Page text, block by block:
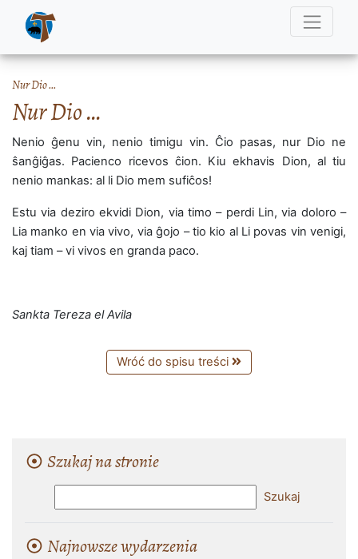
Nur Dio …
Nur Dio …
Nenio ĝenu vin, nenio timigu vin. Ĉio pasas, nur Dio ne
ŝanĝiĝas. Pacienco ricevos ĉion. Kiu ekhavis Dion, al tiu
nenio mankas: al li Dio mem sufiĉos!
Estu via deziro ekvidi Dion, via timo – perdi Lin, via doloro –
Lia manko en via vivo, via ĝojo – tio kio al Li povas vin venigi,
kaj tiam – vi vivos en granda paco.
Sankta Tereza el Avila
Wróć do spisu treści
Szukaj na stronie
Najnowsze wydarzenia